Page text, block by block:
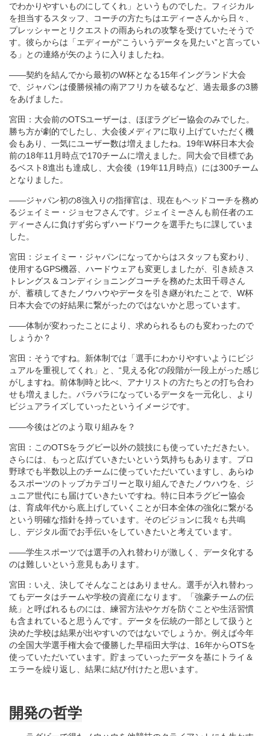
でわかりやすいものにしてくれ」というものでした。フィジカル
を担当するスタッフ、コーチの方たちはエディーさんから日々、
プレッシャーとリクエストの雨あられの攻撃を受けていたそうで
す。彼らからは「エディーが“こういうデータを見たい”と言ってい
る」との連絡が矢のように入りましたね。
――契約を結んでから最初のW杯となる15年イングランド大会
で、ジャパンは優勝候補の南アフリカを破るなど、過去最多の3勝
をあげました。
宮田：大会前のOTSユーザーは、ほぼラグビー協会のみでした。
勝ち方が劇的でしたし、大会後メディアに取り上げていただく機
会もあり、一気にユーザー数は増えましたね。19年W杯日本大会
前の18年11月時点で170チームに増えました。同大会で目標であ
るベスト8進出も達成し、大会後（19年11月時点）には300チーム
となりました。
――ジャパン初の8強入りの指揮官は、現在もヘッドコーチを務め
るジェイミー・ジョセフさんです。ジェイミーさんも前任者のエ
ディーさんに負けず劣らずハードワークを選手たちに課していま
した。
宮田：ジェイミー・ジャパンになってからはスタッフも変わり、
使用するGPS機器、ハードウェアも変更しましたが、引き続きス
トレングス＆コンディショニングコーチを務めた太田千尋さん
が、蓄積してきたノウハウやデータを引き継がれたことで、W杯
日本大会での好結果に繋がったのではないかと思っています。
――体制が変わったことにより、求められるものも変わったので
しょうか？
宮田：そうですね。新体制では「選手にわかりやすいようにビジ
ュアルを重視してくれ」と、“見える化”の段階が一段上がった感じ
がしますね。前体制時と比べ、アナリストの方たちとの打ち合わ
せも増えました。バラバラになっているデータを一元化し、より
ビジュアライズしていったというイメージです。
――今後はどのよう取り組みを？
宮田：このOTSをラグビー以外の競技にも使っていただきたい。
さらには、もっと広げていきたいという気持ちもあります。プロ
野球でも半数以上のチームに使っていただいていますし、あらゆ
るスポーツのトップカテゴリーと取り組んできたノウハウを、ジ
ュニア世代にも届けていきたいですね。特に日本ラグビー協会
は、育成年代から底上げしていくことが日本全体の強化に繋がる
という明確な指針を持っています。そのビジョンに我々も共鳴
し、デジタル面でお手伝いをしていきたいと考えています。
――学生スポーツでは選手の入れ替わりが激しく、データ化する
のは難しいという意見もあります。
宮田：いえ、決してそんなことはありません。選手が入れ替わっ
てもデータはチームや学校の資産になります。「強豪チームの伝
統」と呼ばれるものには、練習方法やケガを防ぐことや生活習慣
も含まれていると思うんです。データを伝統の一部として扱うと
決めた学校は結果が出やすいのではないでしょうか。例えば今年
の全国大学選手権大会で優勝した早稲田大学は、16年からOTSを
使っていただいています。貯まっていったデータを基にトライ＆
エラーを繰り返し、結果に結び付けたと思います。
開発の哲学